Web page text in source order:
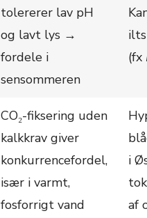
tolererer lav pH
og lavt lys →
fordele i
sensommeren
(fx
CO₂-fiksering uden
kalkkrav giver
konkurrencefordel,
især i varmt,
fosfor­rigt vand
i
af